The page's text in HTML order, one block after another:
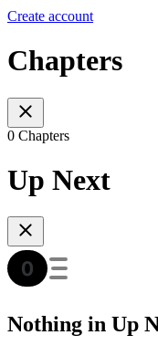
Create account
Chapters
0 Chapters
Up Next
Nothing in Up